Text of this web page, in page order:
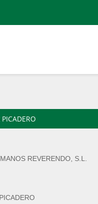
REVERENDO, S.L.